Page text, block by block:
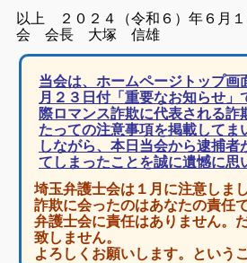
以上
２０２４（令和６）年６
会 会長 大塚 信雄
当会は、ホームページトップ画
月２３日付「重要なお知らせ」
際ロマンス詐欺に代表される詐
たっての注意事項を掲載してま
しながら、本日当会から逮捕者
てしまったことを誠に遺憾に思
埼玉弁護士会は１月に注意しま
詐欺に会ったのはあなたの責任で
弁護士会に責任はありません。
致しません。
よろしくお願いします。
という